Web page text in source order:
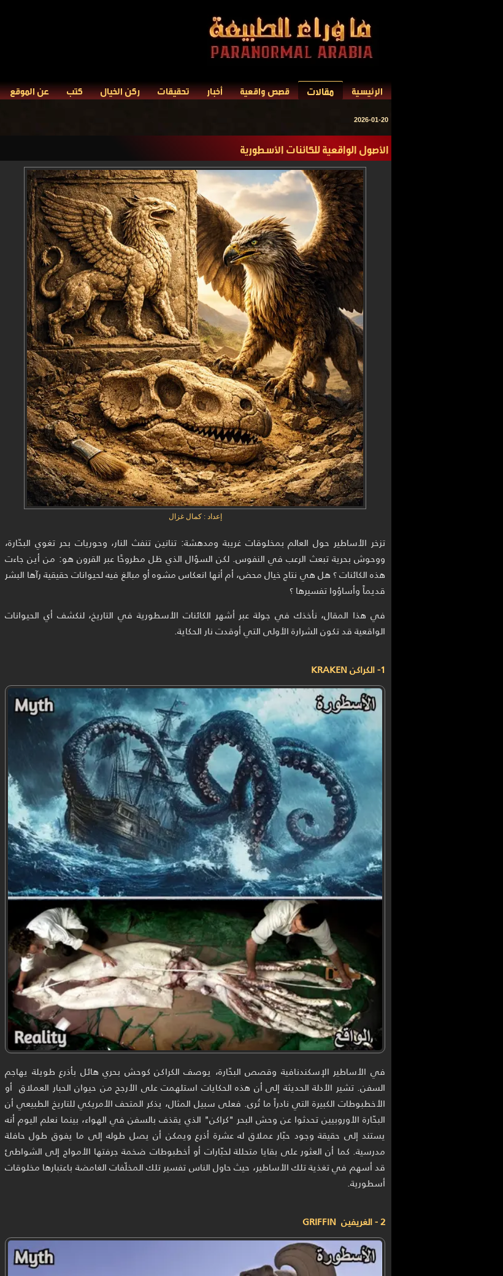
الرئيسية مقالات قصص واقعية أخبار تحقيقات ركن الخيال كتب عن الموقع
2026-01-20
الأصول الواقعية للكائنات الأسطورية
إعداد : كمال غزال
تزخر الأساطير حول العالم بمخلوقات غريبة ومدهشة: تنانين تنفث النار، وحوريات بحر تغوي البحّارة،
ووحوش بحرية تبعث الرعب في النفوس. لكن السؤال الذي ظل مطروحًا عبر القرون هو: من أين جاءت
هذه الكائنات ؟ هل هي نتاج خيال محض، أم أنها انعكاس مشوه أو مبالغ فيه لحيوانات حقيقية رآها البشر
قديماً وأساؤوا تفسيرها ؟
في هذا المقال، نأخذك في جولة عبر أشهر الكائنات الأسطورية في التاريخ، لنكشف أي الحيوانات
الواقعية قد تكون الشرارة الأولى التي أوقدت نار الحكاية.
1- الكراكن KRAKEN
في الأساطير الإسكندنافية وقصص البحّارة، يوصف الكراكن كوحش بحري هائل بأذرع طويلة يهاجم
السفن. تشير الأدلة الحديثة إلى أن هذه الحكايات استلهمت على الأرجح من حيوان الحبار العملاق أو
الأخطبوطات الكبيرة التي نادراً ما تُرى. فعلى سبيل المثال، يذكر المتحف الأمريكي للتاريخ الطبيعي أن
البحّارة الأوروبيين تحدثوا عن وحش البحر "كراكن" الذي يقذف بالسفن في الهواء، بينما نعلم اليوم أنه
يستند إلى حقيقة وجود حبّار عملاق له عشرة أذرع ويمكن أن يصل طوله إلى ما يفوق طول حافلة
مدرسية. كما أن العثور على بقايا متحللة لحبّارات أو أخطبوطات ضخمة جرفتها الأمواج إلى الشواطئ
قد أسهم في تغذية تلك الأساطير، حيث حاول الناس تفسير تلك المخلّفات الغامضة باعتبارها مخلوقات
أسطورية.
2 - الغريفين GRIFFIN